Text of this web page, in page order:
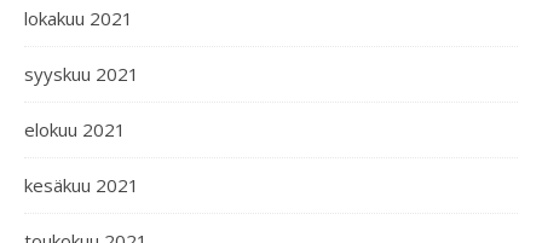
lokakuu 2021
syyskuu 2021
elokuu 2021
kesäkuu 2021